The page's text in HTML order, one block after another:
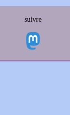
suivre